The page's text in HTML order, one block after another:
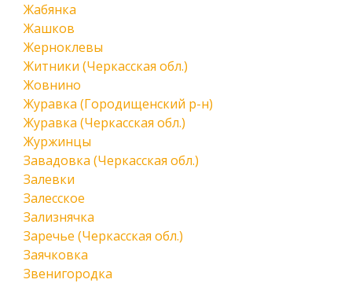
Жабянка
Жашков
Жерноклевы
Житники (Черкасская обл.)
Жовнино
Журавка (Городищенский р-н)
Журавка (Черкасская обл.)
Журжинцы
Завадовка (Черкасская обл.)
Залевки
Залесское
Зализнячка
Заречье (Черкасская обл.)
Заячковка
Звенигородка